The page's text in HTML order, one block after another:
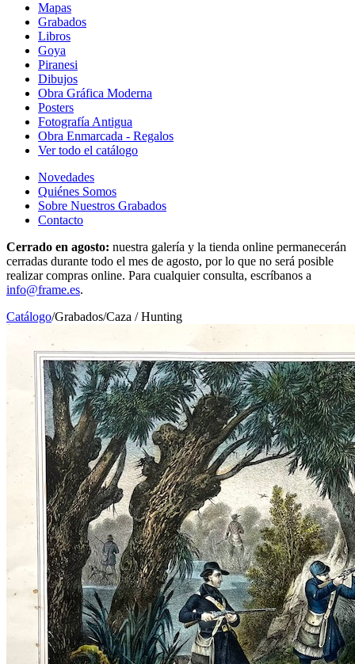
Mapas
Grabados
Libros
Goya
Piranesi
Dibujos
Obra Gráfica Moderna
Posters
Fotografía Antigua
Obra Enmarcada - Regalos
Ver todo el catálogo
Novedades
Quiénes Somos
Sobre Nuestros Grabados
Contacto
Cerrado en agosto: nuestra galería y la tienda online permanecerán
cerradas durante todo el mes de agosto, por lo que no será posible
realizar compras online. Para cualquier consulta, escríbanos a
info@frame.es.
Catálogo/Grabados/Caza / Hunting